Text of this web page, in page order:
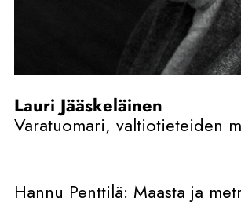
Lauri Jääskeläinen
Varatuomari, valtiotieteiden
Hannu Penttilä: Maasta ja